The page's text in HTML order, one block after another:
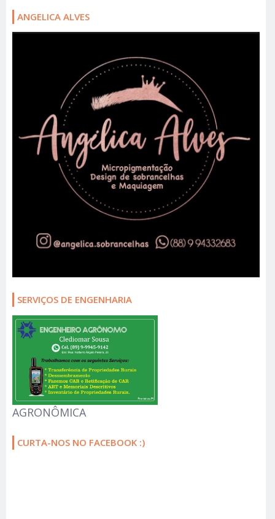
ANGELICA ALVES
SERVIÇOS DE ENGENHARIA
AGRONÔMICA
CURTA-NOS NO FACEBOOK :)